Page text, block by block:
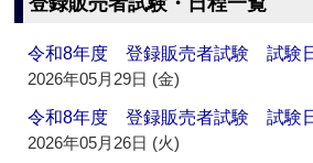
令和8年度 登録販売者試験 試験
2026年05月29日 (金)
令和8年度 登録販売者試験 試験
2026年05月26日 (火)